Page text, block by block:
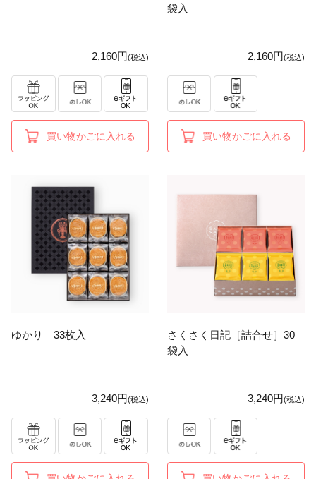
2,160円(税込)
買い物かごに入れる
袋入
2,160円(税込)
買い物かごに入れる
ゆかり 33枚入
3,240円(税込)
さくさく日記［詰合せ］30
袋入
3,240円(税込)